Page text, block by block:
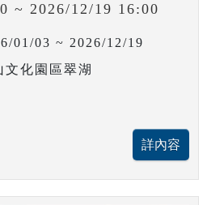
~ 2026/12/19 16:00
01/03 ~ 2026/12/19
文化園區翠湖